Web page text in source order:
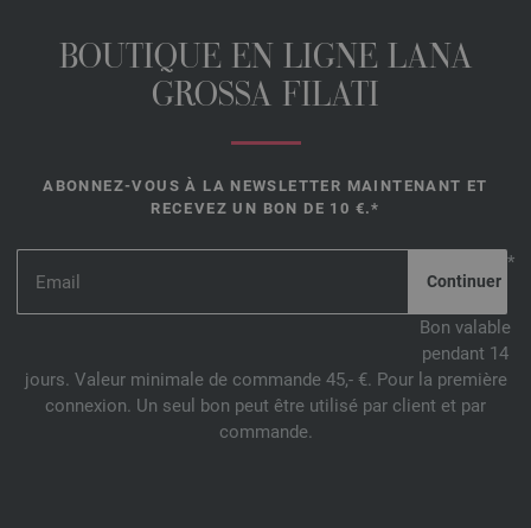
BOUTIQUE EN LIGNE LANA
GROSSA FILATI
ABONNEZ-VOUS À LA NEWSLETTER MAINTENANT ET
RECEVEZ UN BON DE 10 €.*
*
Bon valable
pendant 14
jours. Valeur minimale de commande 45,- €. Pour la première
connexion. Un seul bon peut être utilisé par client et par
commande.